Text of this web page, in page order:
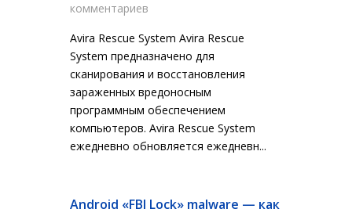
комментариев
Avira Rescue System Avira Rescue
System предназначено для
сканирования и восстановления
зараженных вредоносным
программным обеспечением
компьютеров. Avira Rescue System
ежедневно обновляется ежедневн...
Android «FBI Lock» malware — как